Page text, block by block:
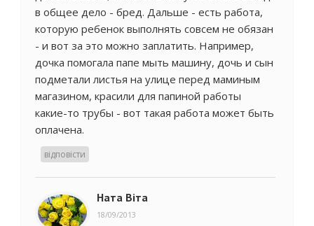
в общее дело - бред. Дальше - есть работа,
которую ребенок выполнять совсем не обязан
- и вот за это можно заплатить. Например,
дочка помогала папе мыть машину, дочь и сын
подметали листья на улице перед маминым
магазином, красили для папиной работы
какие-то трубы - вот такая работа может быть
оплачена.
відповісти
Ната Віта
18/09/2013